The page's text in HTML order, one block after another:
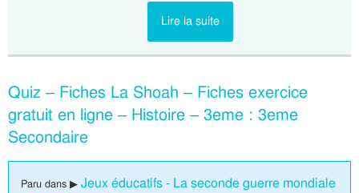
Lire la suite
Quiz – Fiches La Shoah – Fiches exercice
gratuit en ligne – Histoire – 3eme : 3eme
Secondaire
Paru dans ▶ Jeux éducatifs - La seconde guerre mondiale